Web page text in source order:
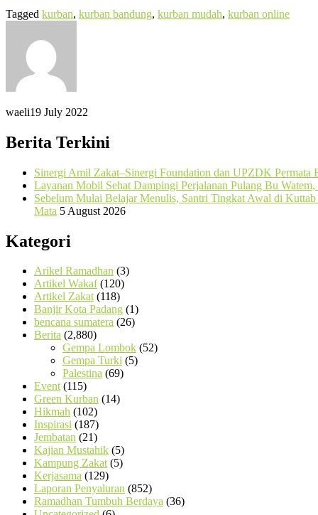
Tagged kurban, kurban bandung, kurban mudah, kurban online
waeli19 July 2022
Berita Terkini
Sinergi Amil Zakat–Sinergi Foundation dan UPZDK Permata
Layanan Mobil Sehat Dampingi Perjalanan Pulang Bu
Sebelum Mulai Belajar Menulis, Santri Tingkat Awal di
Mata 5 August 2026
Kategori
Arikel Ramadhan (3)
Artikel Wakaf(120)
Artikel Zakat(118)
Banjir Kota Padang (1)
bencana sumatera (26)
Berita (2,880)
Gempa Lombok (52)
Gempa Turki (5)
Palestina (69)
Event(115)
Green Kurban (14)
Hikmah (102)
Inspirasi (187)
Jembatan (21)
Kajian Mustahik (5)
Kampung Zakat(5)
Kerjasama (129)
Laporan Penyaluran (852)
Ramadhan Tumbuh Berdaya (36)